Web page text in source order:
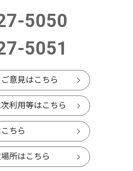
5050
5051
意見はこちら
利用等はこちら
ちら
所はこちら